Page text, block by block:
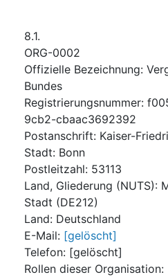
8.1.
ORG-0002
Offizielle Bezeichnung:
Bundes
Registrierungsnummer:
9cb2-cbaac3692392
Postanschrift: Kaiser-
Stadt: Bonn
Postleitzahl: 53113
Land, Gliederung (NUTS):
Stadt (DE212)
Land: Deutschland
E-Mail: [gelöscht]
Telefon: [gelöscht]
Rollen dieser Organisation: